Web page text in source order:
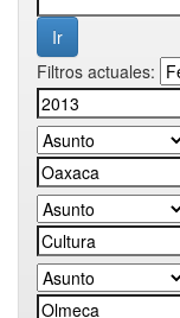
Filtros actuales: